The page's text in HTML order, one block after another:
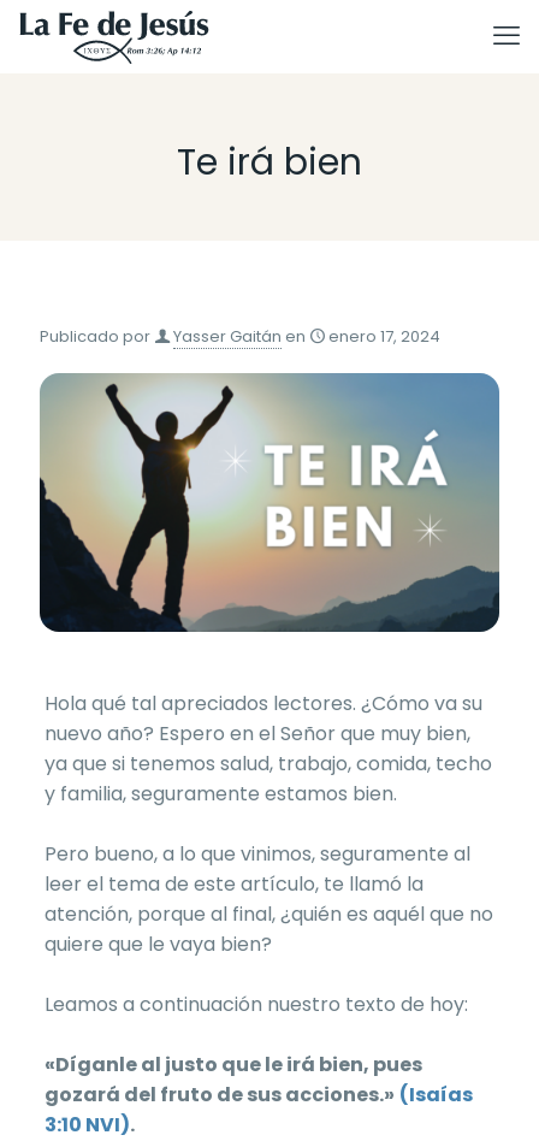
Te irá bien
Publicado por Yasser Gaitán en enero 17, 2024
Hola qué tal apreciados lectores. ¿Cómo va su
nuevo año? Espero en el Señor que muy bien,
ya que si tenemos salud, trabajo, comida, techo
y familia, seguramente estamos bien.
Pero bueno, a lo que vinimos, seguramente al
leer el tema de este artículo, te llamó la
atención, porque al final, ¿quién es aquél que no
quiere que le vaya bien?
Leamos a continuación nuestro texto de hoy:
«Díganle al justo que le irá bien, pues
gozará del fruto de sus acciones.» (Isaías
3:10 NVI).